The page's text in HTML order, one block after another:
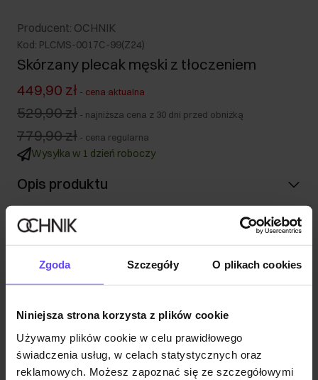
Zgoda Szczegóły O plikach cookies
Niniejsza strona korzysta z plików cookie
Używamy plików cookie w celu prawidłowego
świadczenia usług, w celach statystycznych oraz
reklamowych. Możesz zapoznać się ze szczegółowymi
Producent: OCHNIK
Kod: PLCMS-0017C-99(Z24)
Skórzany plecak męski z tłoczeniem
449,90 zł - cena aktualna
529,90 zł - najniższa cena z 30 dni przed obniżką
779,90 zł - cena regularna
Wysyłka w 1 dzień roboczy
Opis produktu
Szczegóły
Skład i wymiary
Opinie